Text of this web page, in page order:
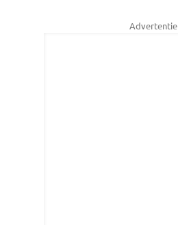
Advertentie